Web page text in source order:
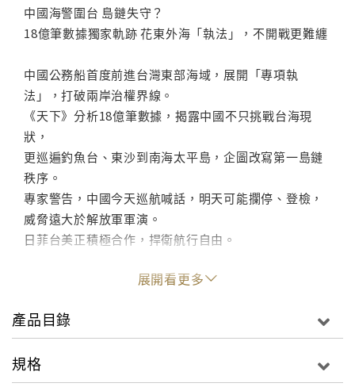
中國海警圍台 島鏈失守？
18億筆數據獨家軌跡 花東外海「執法」，不開戰更難纏
中國公務船首度前進台灣東部海域，展開「專項執
法」，打破兩岸治權界線。
《天下》分析18億筆數據，揭露中國不只挑戰台海現
狀，
更巡遍釣魚台、東沙到南海太平島，企圖改寫第一島鏈
秩序。
專家警告，中國今天巡航喊話，明天可能攔停、登檢，
威脅遠大於解放軍軍演。
日菲台美正積極合作，捍衛航行自由。
展開看更多
產品目錄
規格